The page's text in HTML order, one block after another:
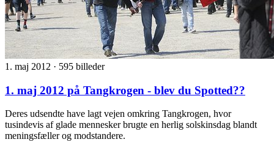
1. maj 2012 · 595 billeder
1. maj 2012 på Tangkrogen - blev du Spotted??
Deres udsendte have lagt vejen omkring Tangkrogen, hvor
tusindevis af glade mennesker brugte en herlig solskinsdag blandt
meningsfæller og modstandere.